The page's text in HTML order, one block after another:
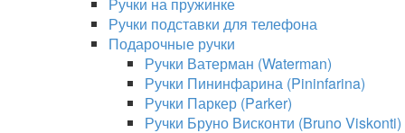
Ручки подставки для телефона
Подарочные ручки
Ручки Ватерман (Waterman)
Ручки Пининфарина (Pininfarina)
Ручки Паркер (Parker)
Ручки Бруно Висконти (Bruno Viskonti)